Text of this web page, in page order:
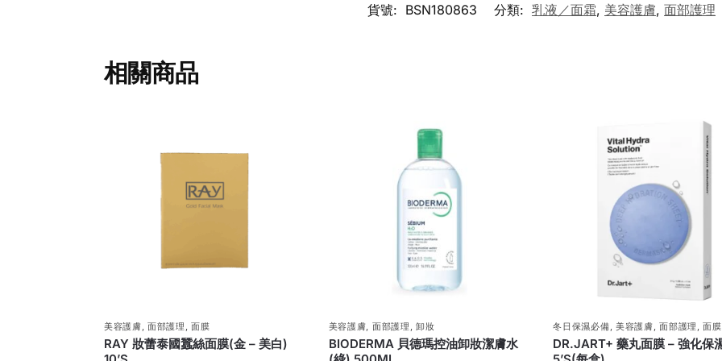
貨號: BSN180863 分類: 乳液／面霜, 美容護膚, 面部護理
相關商品
美容護膚,面部護理 ,面膜
RAY 妝蕾泰國蠶絲面膜(金 – 美白)
美容護膚, 面部護理 ,卸妝
BIODERMA 貝德瑪控油卸妝潔膚水
冬日保濕必備, 美容護膚,面部護理 ,面膜
DR.JART+ 藥丸面膜 – 強化保